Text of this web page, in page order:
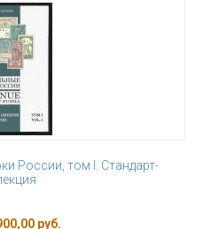
России, том I. Стандарт-
руб.